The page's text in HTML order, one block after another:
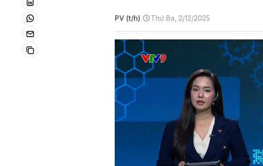
PV (t/h) Thứ Ba, 2/12/2025